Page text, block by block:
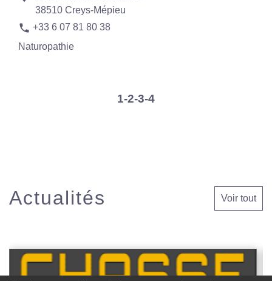
38510 Creys-Mépieu
phone +33 6 07 81 80 38
Naturopathie
1-2-3-4
Actualités Voir tout